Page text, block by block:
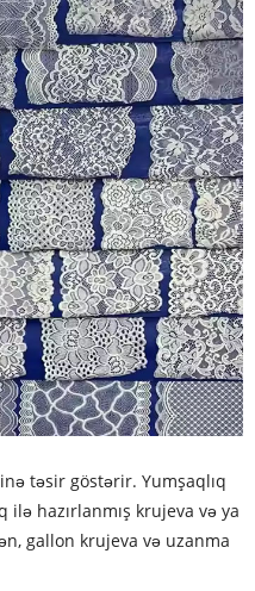
təsir göstərir. Yumşaqlıq
hazırlanmış krujeva və ya
gallon krujeva və uzanma